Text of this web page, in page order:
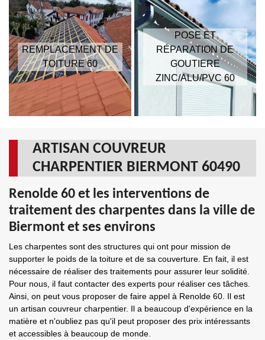
REMPLACEMENT DE
TOITURE 60
POSE ET
RÉPARATION DE
GOUTIERE
ZINC/ALU/PVC 60
ARTISAN COUVREUR
CHARPENTIER BIERMONT 60490
Renolde 60 et les interventions de
traitement des charpentes dans la ville de
Biermont et ses environs
Les charpentes sont des structures qui ont pour mission de
supporter le poids de la toiture et de sa couverture. En fait, il est
nécessaire de réaliser des traitements pour assurer leur solidité.
Pour nous, il faut contacter des experts pour réaliser ces tâches.
Ainsi, on peut vous proposer de faire appel à Renolde 60. Il est
un artisan couvreur charpentier. Il a beaucoup d'expérience en la
matière et n'oubliez pas qu'il peut proposer des prix intéressants
et accessibles à beaucoup de monde.